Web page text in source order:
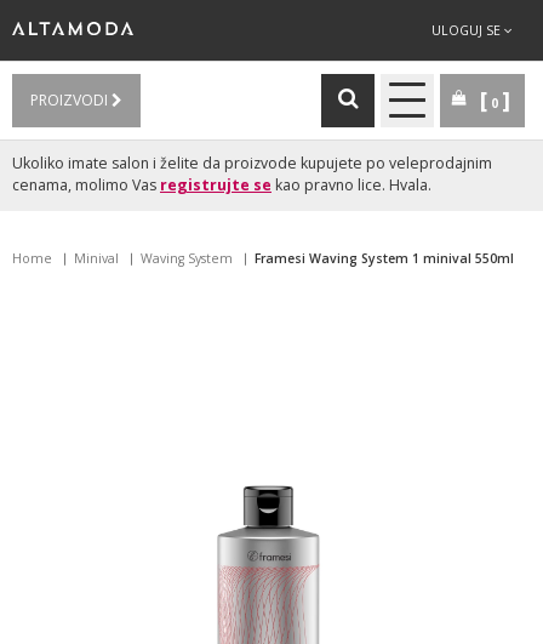
ULOGUJ SE
PROIZVODI 0
Ukoliko imate salon i želite da proizvode kupujete po veleprodajnim
cenama, molimo Vas registrujte se kao pravno lice. Hvala.
Home Minival Waving System Framesi Waving System 1 minival 550ml